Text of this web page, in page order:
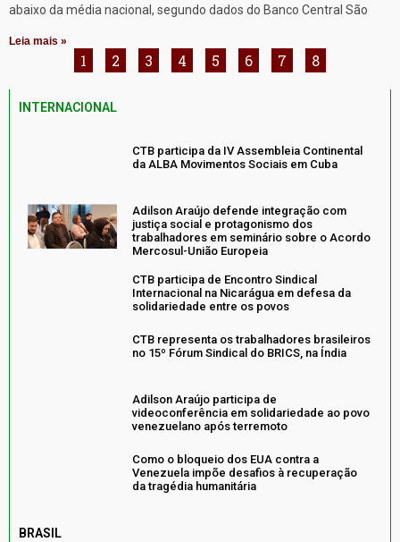
abaixo da média nacional, segundo dados do Banco Central São
Leia mais »
1 2 3 4 5 6 7 8
INTERNACIONAL
CTB participa da IV Assembleia Continental
da ALBA Movimentos Sociais em Cuba
Adilson Araújo defende integração com
justiça social e protagonismo dos
trabalhadores em seminário sobre o Acordo
Mercosul-União Europeia
CTB participa de Encontro Sindical
Internacional na Nicarágua em defesa da
solidariedade entre os povos
CTB representa os trabalhadores brasileiros
no 15º Fórum Sindical do BRICS, na Índia
Adilson Araújo participa de
videoconferência em solidariedade ao povo
venezuelano após terremoto
Como o bloqueio dos EUA contra a
Venezuela impõe desafios à recuperação
da tragédia humanitária
BRASIL